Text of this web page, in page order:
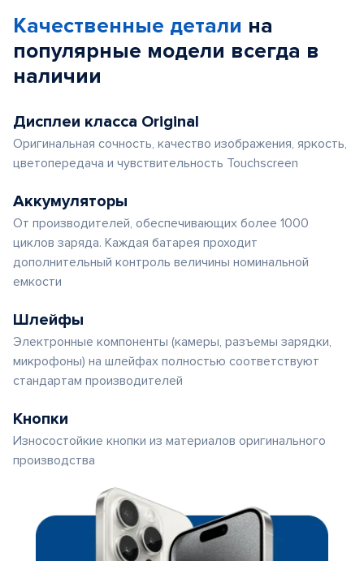
Качественные детали на
популярные модели всегда в
наличии
Дисплеи класса Original
Оригинальная сочность, качество изображения, яркость,
цветопередача и чувствительность Touchscreen
Аккумуляторы
От производителей, обеспечивающих более 1000
циклов заряда. Каждая батарея проходит
дополнительный контроль величины номинальной
емкости
Шлейфы
Электронные компоненты (камеры, разъемы зарядки,
микрофоны) на шлейфах полностью соответствуют
стандартам производителей
Кнопки
Износостойкие кнопки из материалов оригинального
производства